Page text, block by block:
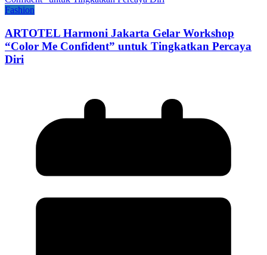
Fashion
ARTOTEL Harmoni Jakarta Gelar Workshop
“Color Me Confident” untuk Tingkatkan Percaya
Diri